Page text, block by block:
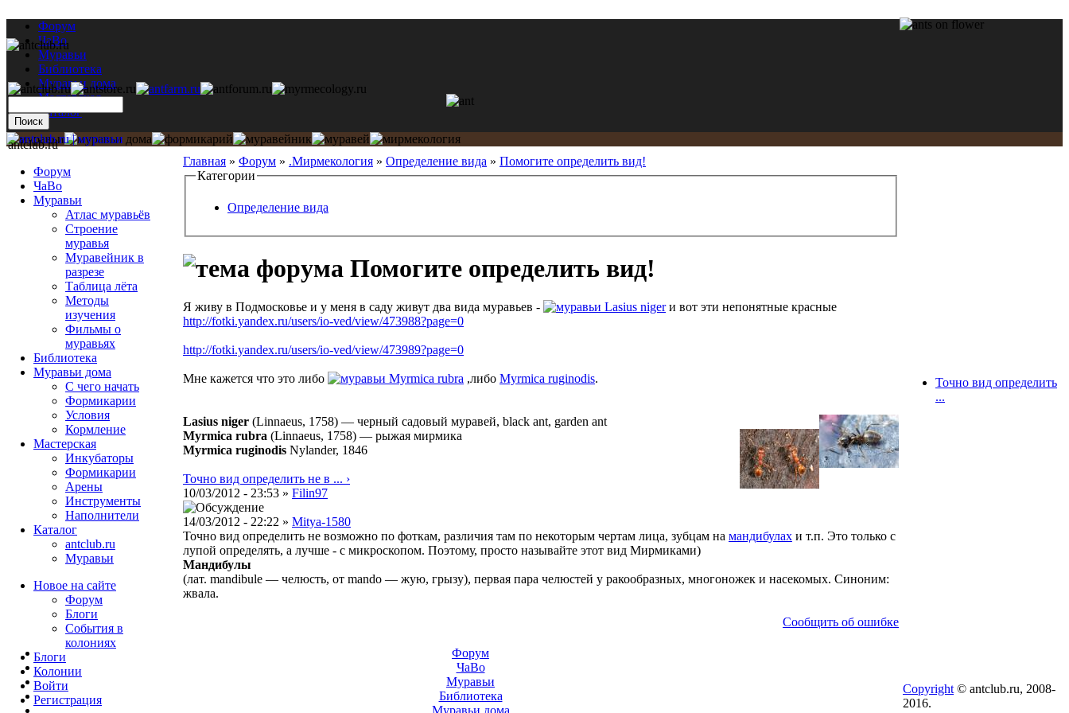
Форум
ЧаВо
Муравьи
Библиотека
Муравьи дома
Мастерская
Каталог
Главная » Форум » .Мирмекология » Определение вида » Помогите определить вид!
Категории
Определение вида
Помогите определить вид!
Я живу в Подмосковье и у меня в саду живут два вида муравьев - Lasius nigerи вот эти непонятные красные
http://fotki.yandex.ru/users/io-ved/view/473988?page=0
http://fotki.yandex.ru/users/io-ved/view/473989?page=0
Мне кажется что это либо Myrmica rubra ,либо Myrmica ruginodis.
Lasius niger (Linnaeus, 1758) — черный садовый муравей, black ant, garden ant
Myrmica rubra (Linnaeus, 1758) — рыжая мирмика
Myrmica ruginodis Nylander, 1846
Точно вид определить не в ... ›
10/03/2012 - 23:53 » Filin97
14/03/2012 - 22:22 » Mitya-1580
Точно вид определить не возможно по фоткам, различия там по некоторым чертам лица, зубцам на мандибулах и т.п. Это только с
лупой определять, а лучше - с микроскопом. Поэтому, просто называйте этот вид Мирмиками)
Мандибулы
(лат. mandibule — челюсть, от mando — жую, грызу), первая пара челюстей у ракообразных, многоножек и насекомых. Синоним:
жвала.
Сообщить об ошибке
antclub.ru
Форум
ЧаВо
Муравьи
Атлас муравьёв
Строение
муравья
Муравейник в
разрезе
Таблица лёта
Методы
изучения
Фильмы о
муравьях
Библиотека
Муравьи дома
С чего начать
Формикарии
Условия
Кормление
Мастерская
Инкубаторы
Формикарии
Арены
Инструменты
Наполнители
Каталог
antclub.ru
Муравьи
Новое на сайте
Форум
Блоги
События в
колониях
Блоги
Колонии
Войти
Peгиcтpaция
Точно вид определить
...
Форум
ЧаВо
Муравьи
Библиотека
Муравьи дома
Copyright © antclub.ru, 2008-
2016.